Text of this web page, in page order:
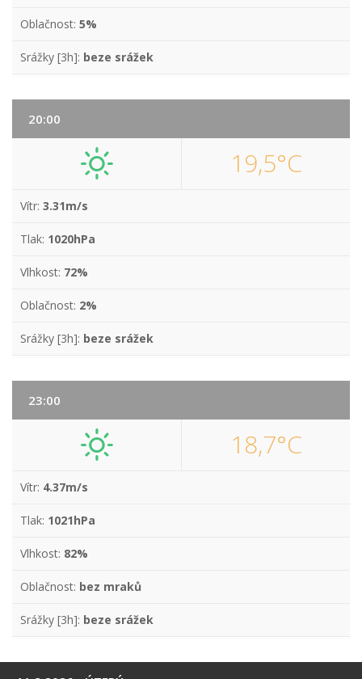
Oblačnost: 5%
Srážky [3h]: beze srážek
20:00
19,5°C
Vítr: 3.31m/s
Tlak: 1020hPa
Vlhkost: 72%
Oblačnost: 2%
Srážky [3h]: beze srážek
23:00
18,7°C
Vítr: 4.37m/s
Tlak: 1021hPa
Vlhkost: 82%
Oblačnost: bez mraků
Srážky [3h]: beze srážek